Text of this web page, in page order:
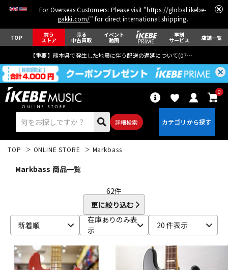
For Overseas Customers: Please visit "https://global.ikebe-
gakki.com/" for direct international shipping.
TOP 買う
ストア
売る
中古買取
イベント
動画
学割
サービス 店舗一覧
【重要】熊本県で発生した地震に伴う配送の遅延について(07月29日
詳細検索
0
ベース ウクレレ
TOP ONLINE STORE Markbass
Markbass 商品一覧
62件
更に絞り込む
新着順
在庫ありのみ表
示
20 件表示